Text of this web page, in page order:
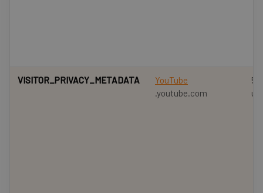
VISITOR_PRIVACY_METADATA
YouTube
.youtube.com
5